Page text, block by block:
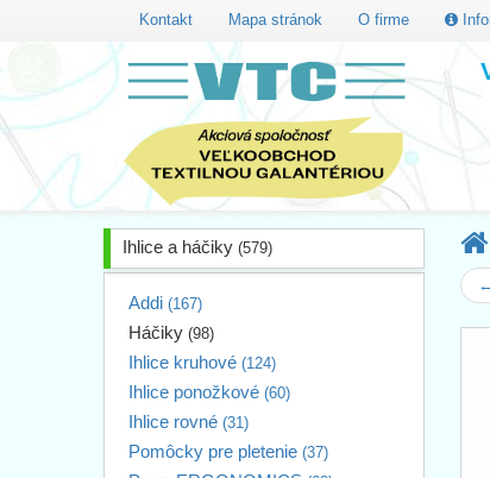
Kontakt Mapa stránok O firme
Ihlice a háčiky (579)
Addi (167)
Háčiky (98)
Ihlice kruhové (124)
Ihlice ponožkové (60)
Ihlice rovné (31)
Pomôcky pre pletenie (37)